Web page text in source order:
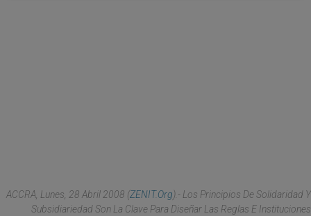
ACCRA, Lunes, 28 Abril 2008 (ZENIT.org).- Los Principios De Solidaridad Y
Subsidiariedad Son La Clave Para Diseñar Las Reglas E Instituciones